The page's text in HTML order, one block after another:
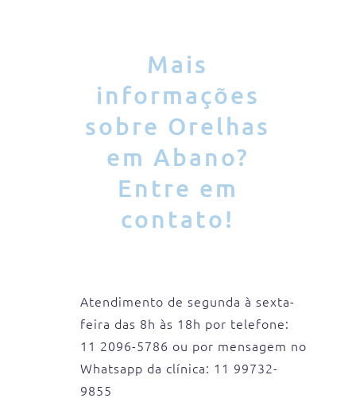
Mais
informações
sobre Orelhas
em Abano?
Entre em
contato!
Atendimento de segunda à sexta-
feira das 8h às 18h por telefone:
11 2096-5786 ou por mensagem no
Whatsapp da clínica: 11 99732-
9855